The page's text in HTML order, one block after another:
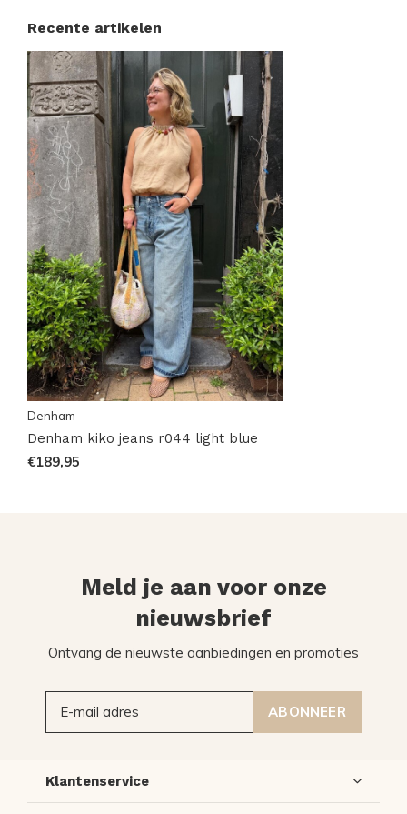
Recente artikelen
Denham
Denham kiko jeans r044 light blue
€189,95
Meld je aan voor onze
nieuwsbrief
Ontvang de nieuwste aanbiedingen en promoties
ABONNEER
Klantenservice